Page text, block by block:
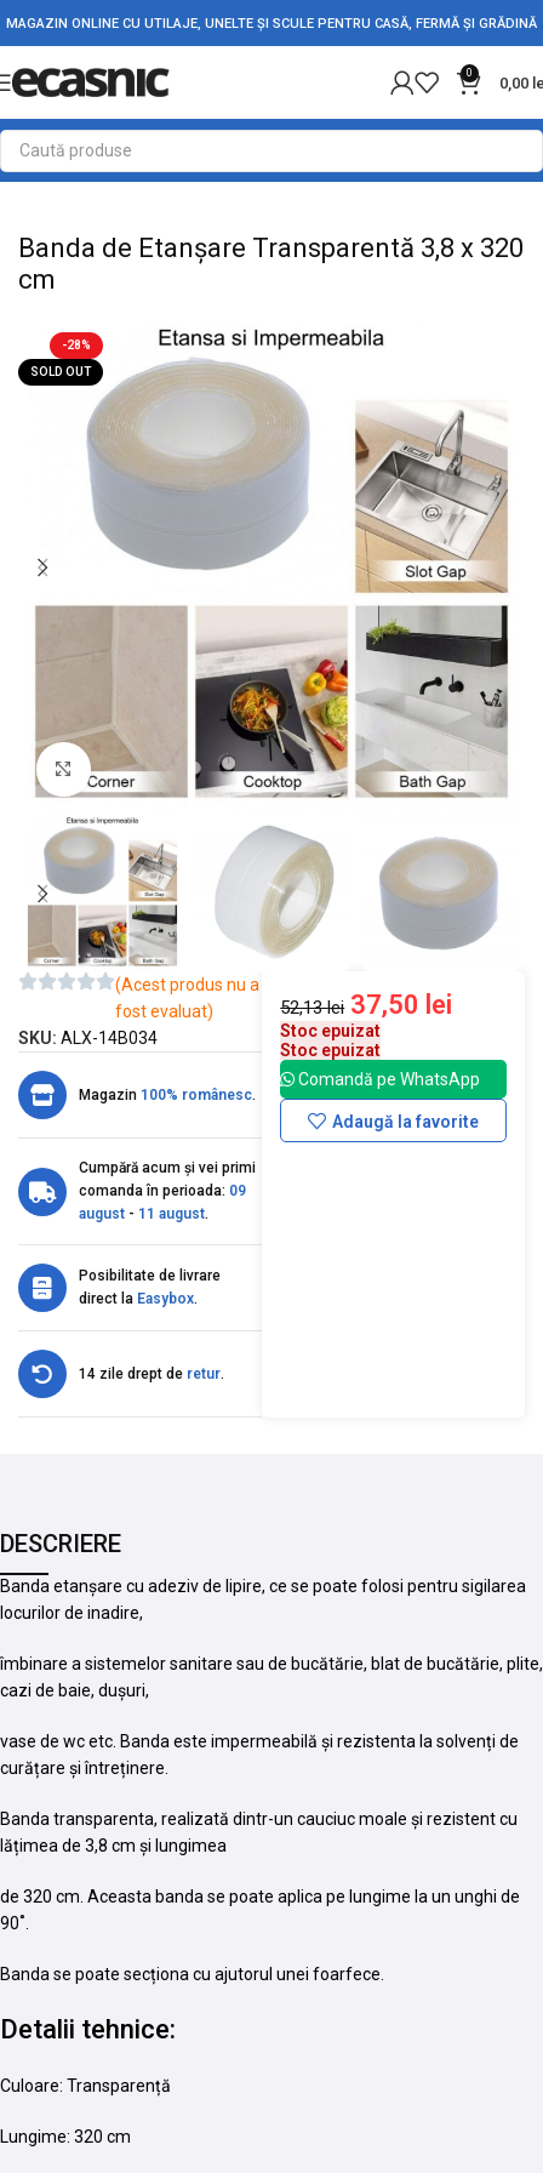
MAGAZIN ONLINE CU UTILAJE, UNELTE ȘI SCULE PENTRU CASĂ, FERMĂ ȘI GRĂDINĂ
0
0,00
Prima pagină Conectica Banda Izolatoare & Adeziva
Banda de Etanșare Transparentă 3,8 x 320
cm
-28%
SOLD OUT
Mărește imaginea
(Acest produs nu a
fost evaluat)
SKU: ALX-14B034
Magazin 100% românesc.
Cumpără acum și vei primi
comanda în perioada: 09
august - 11 august.
Posibilitate de livrare
direct la Easybox.
14 zile drept de retur.
52,13lei 37,50 lei
Stoc epuizat
Stoc epuizat
Comandă pe WhatsApp
Adaugă la favorite
DESCRIERE
Banda etanșare cu adeziv de lipire, ce se poate folosi pentru sigilarea
locurilor de inadire,
îmbinare a sistemelor sanitare sau de bucătărie, blat de bucătărie, plite,
cazi de baie, dușuri,
vase de wc etc. Banda este impermeabilă și rezistenta la solvenți de
curățare și întreținere.
Banda transparenta, realizată dintr-un cauciuc moale și rezistent cu
lățimea de 3,8 cm și lungimea
de 320 cm. Aceasta banda se poate aplica pe lungime la un unghi de
90˚.
Banda se poate secționa cu ajutorul unei foarfece.
Detalii tehnice:
Culoare: Transparență
Lungime: 320 cm